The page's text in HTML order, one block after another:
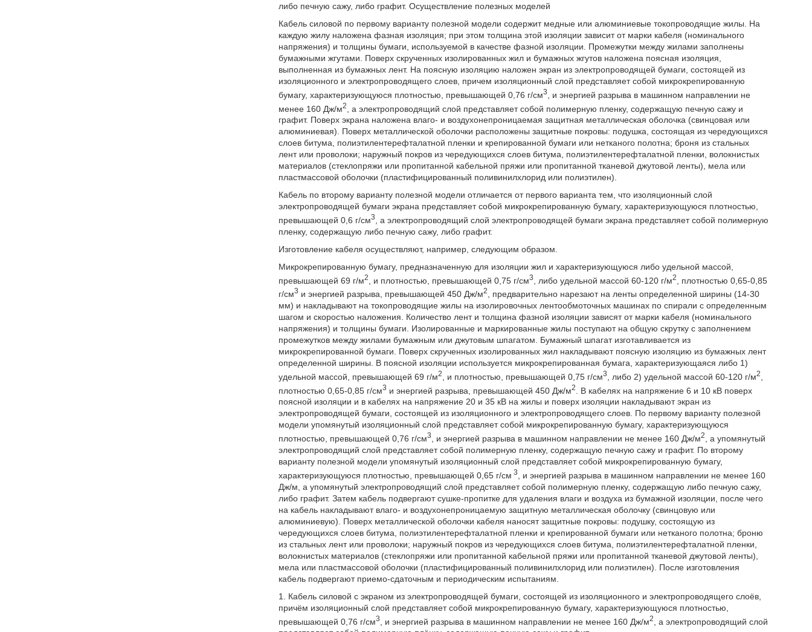
либо печную сажу, либо графит. Осуществление полезных моделей
Кабель силовой по первому варианту полезной модели содержит медные или алюминиевые токопроводящие жилы. На
каждую жилу наложена фазная изоляция; при этом толщина этой изоляции зависит от марки кабеля (номинального
напряжения) и толщины бумаги, используемой в качестве фазной изоляции. Промежутки между жилами заполнены
бумажными жгутами. Поверх скрученных изолированных жил и бумажных жгутов наложена поясная изоляция,
выполненная из бумажных лент. На поясную изоляцию наложен экран из электропроводящей бумаги, состоящей из
изоляционного и электропроводящего слоев, причем изоляционный слой представляет собой микрокрепированную
бумагу, характеризующуюся плотностью, превышающей 0,76 г/см3
, и энергией разрыва в машинном направлении не
менее 160 Дж/м2
, а электропроводящий слой представляет собой полимерную пленку, содержащую печную сажу и
графит. Поверх экрана наложена влаго- и воздухонепроницаемая защитная металлическая оболочка (свинцовая или
алюминиевая). Поверх металлической оболочки расположены защитные покровы: подушка, состоящая из чередующихся
слоев битума, полиэтилентерефталатной пленки и крепированной бумаги или нетканого полотна; броня из стальных
лент или проволоки; наружный покров из чередующихся слоев битума, полиэтилентерефталатной пленки, волокнистых
материалов (стеклопряжи или пропитанной кабельной пряжи или пропитанной тканевой джутовой ленты), мела или
пластмассовой оболочки (пластифицированный поливинилхлорид или полиэтилен).
Кабель по второму варианту полезной модели отличается от первого варианта тем, что изоляционный слой
электропроводящей бумаги экрана представляет собой микрокрепированную бумагу, характеризующуюся плотностью,
превышающей 0,6 г/см3
, а электропроводящий слой электропроводящей бумаги экрана представляет собой полимерную
пленку, содержащую либо печную сажу, либо графит.
Изготовление кабеля осуществляют, например, следующим образом.
Микрокрепированную бумагу, предназначенную для изоляции жил и характеризующуюся либо удельной массой,
превышающей 69 г/м2 , и плотностью, превышающей 0,75 г/см3 , либо удельной массой 60-120 г/м2
, плотностью 0,65-0,85
г/см3 и энергией разрыва, превышающей 450 Дж/м2
, предварительно нарезают на ленты определенной ширины (14-30
мм) и накладывают на токопроводящие жилы на изолировочных лентообмоточных машинах по спирали с определенным
шагом и скоростью наложения. Количество лент и толщина фазной изоляции зависят от марки кабеля (номинального
напряжения) и толщины бумаги. Изолированные и маркированные жилы поступают на общую скрутку с заполнением
промежутков между жилами бумажным или джутовым шпагатом. Бумажный шпагат изготавливается из
микрокрепированной бумаги. Поверх скрученных изолированных жил накладывают поясную изоляцию из бумажных лент
определенной ширины. В поясной изоляции используется микрокрепированная бумага, характеризующаяся либо 1)
удельной массой, превышающей 69 г/м2 , и плотностью, превышающей 0,75 г/см3 , либо 2) удельной массой 60-120 г/м2
плотностью 0,65-0,85 г/см3 и энергией разрыва, превышающей 450 Дж/м2
. В кабелях на напряжение 6 и 10 кВ поверх
поясной изоляции и в кабелях на напряжение 20 и 35 кВ на жилы и поверх изоляции накладывают экран из
электропроводящей бумаги, состоящей из изоляционного и электропроводящего слоев. По первому варианту полезной
модели упомянутый изоляционный слой представляет собой микрокрепированную бумагу, характеризующуюся
плотностью, превышающей 0,76 г/см3 , и энергией разрыва в машинном направлении не менее 160 Дж/м2
, а упомянутый
электропроводящий слой представляет собой полимерную пленку, содержащую печную сажу и графит. По второму
варианту полезной модели упомянутый изоляционный слой представляет собой микрокрепированную бумагу,
характеризующуюся плотностью, превышающей 0,65 г/см 3
, и энергией разрыва в машинном направлении не менее 160
Дж/м, а упомянутый электропроводящий слой представляет собой полимерную пленку, содержащую либо печную сажу,
либо графит. Затем кабель подвергают сушке-пропитке для удаления влаги и воздуха из бумажной изоляции, после чего
на кабель накладывают влаго- и воздухонепроницаемую защитную металлическая оболочку (свинцовую или
алюминиевую). Поверх металлической оболочки кабеля наносят защитные покровы: подушку, состоящую из
чередующихся слоев битума, полиэтилентерефталатной пленки и крепированной бумаги или нетканого полотна; броню
из стальных лент или проволоки; наружный покров из чередующихся слоев битума, полиэтилентерефталатной пленки,
волокнистых материалов (стеклопряжи или пропитанной кабельной пряжи или пропитанной тканевой джутовой ленты),
мела или пластмассовой оболочки (пластифицированный поливинилхлорид или полиэтилен). После изготовления
кабель подвергают приемо-сдаточным и периодическим испытаниям.
1. Кабель силовой с экраном из электропроводящей бумаги, состоящей из изоляционного и электропроводящего слоёв,
причём изоляционный слой представляет собой микрокрепированную бумагу, характеризующуюся плотностью,
превышающей 0,76 г/см3 , и энергией разрыва в машинном направлении не менее 160 Дж/м2
, а электропроводящий слой